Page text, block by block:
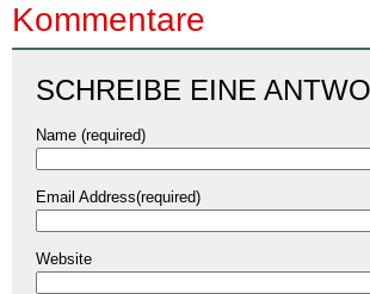
Kommentare
SCHREIBE EINE
Name (required)
Email Address(required)
Website